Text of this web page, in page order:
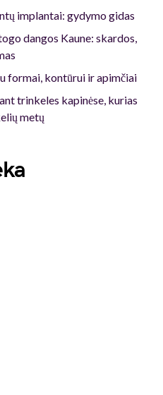
implantai: gydymo gidas
dangos Kaune: skardos,
formai, kontūrui ir apimčiai
trinkeles kapinėse, kurias
metų